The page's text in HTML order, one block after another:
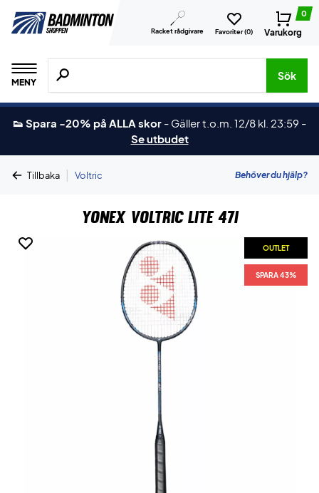
Racket rådgivare Favoriter (0)
0
Varukorg
MENY
Sök efter produkter, märken osv.
Sök
👟 Spara -20% på ALLA skor - Gäller t.o.m. 12/8 kl. 23:59 -
Se utbudet
Tillbaka | Voltric Behöver du hjälp?
Yonex Voltric Lite 47I
OUTLET
SPARA 43%